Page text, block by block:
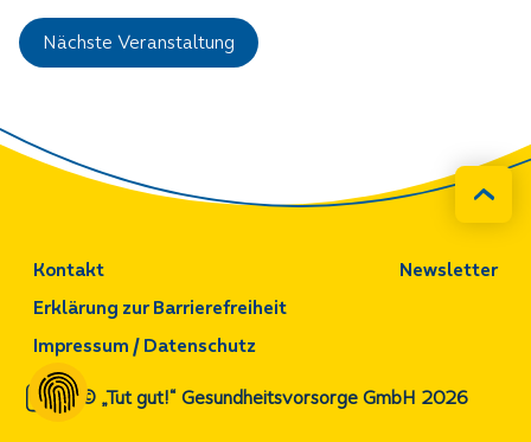
Nächste Veranstaltung
Kontakt Newsletter
Impressum / Datenschutz
Erklärung zur Barrierefreiheit
© „Tut gut!“ Gesundheitsvorsorge GmbH 2026